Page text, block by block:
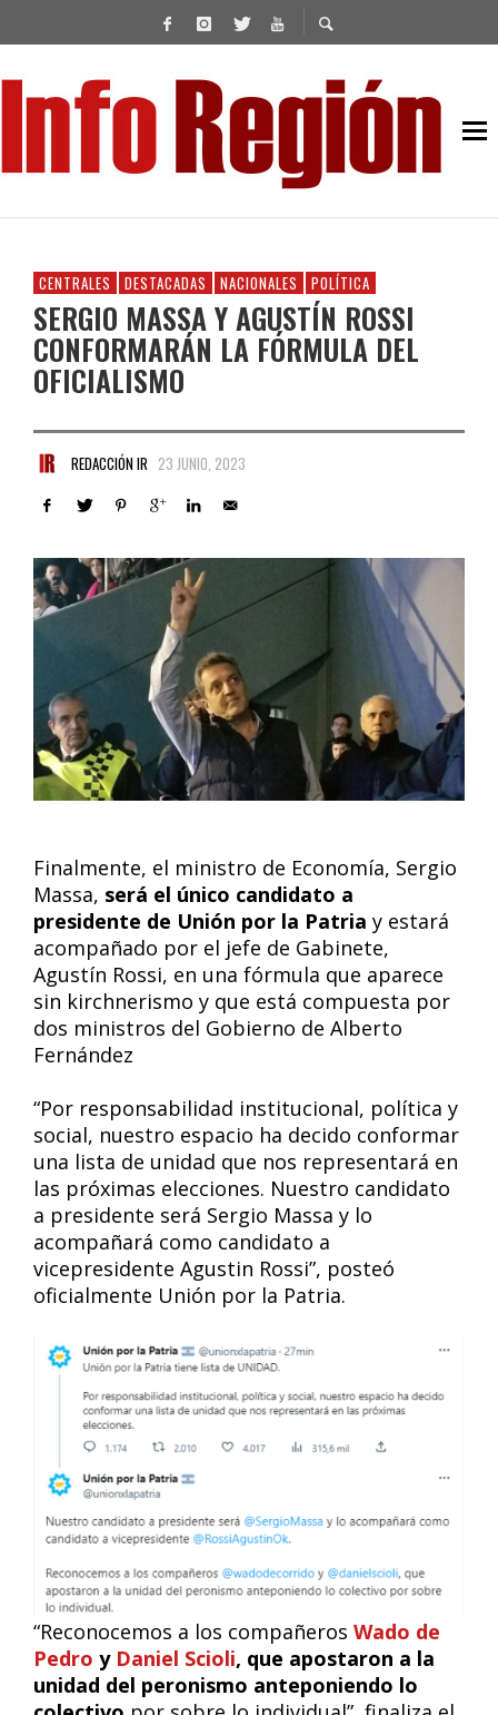
CENTRALES DESTACADAS NACIONALES POLÍTICA
SERGIO MASSA Y AGUSTÍN ROSSI
CONFORMARÁN LA FÓRMULA DEL
OFICIALISMO
REDACCIÓN IR 23 JUNIO, 2023
Finalmente, el ministro de Economía, Sergio
Massa, será el único candidato a
presidente de Unión por la Patria y estará
acompañado por el jefe de Gabinete,
Agustín Rossi, en una fórmula que aparece
sin kirchnerismo y que está compuesta por
dos ministros del Gobierno de Alberto
Fernández
“Por responsabilidad institucional, política y
social, nuestro espacio ha decido conformar
una lista de unidad que nos representará en
las próximas elecciones. Nuestro candidato
a presidente será Sergio Massa y lo
acompañará como candidato a
vicepresidente Agustin Rossi”, posteó
oficialmente Unión por la Patria.
“Reconocemos a los compañeros Wado de
Pedro y Daniel Scioli, que apostaron a la
unidad del peronismo anteponiendo lo